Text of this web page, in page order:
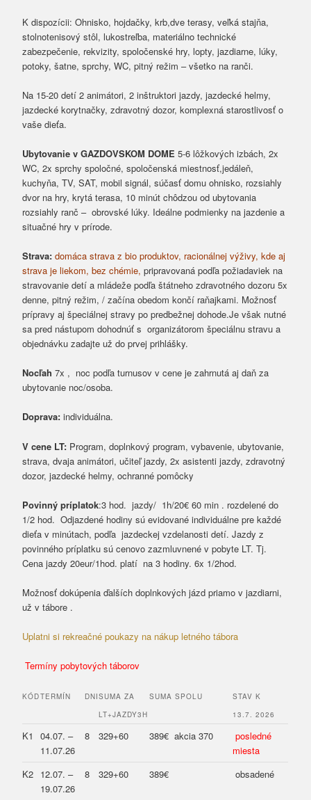
K dispozícii: Ohnisko, hojdačky, krb,dve terasy, veľká stajňa,
stolnotenisový stôl, lukostreľba, materiálno technické
zabezpečenie, rekvizity, spoločenské hry, lopty, jazdiarne, lúky,
potoky, šatne, sprchy, WC, pitný režim – všetko na ranči.
Na 15-20 detí 2 animátori, 2 inštruktori jazdy, jazdecké helmy,
jazdecké korytnačky, zdravotný dozor, komplexná starostlivosť o
vaše dieťa.
Ubytovanie v GAZDOVSKOM DOME 5-6 lôžkových izbách, 2x
WC, 2x sprchy spoločné, spoločenská miestnosť,jedáleň,
kuchyňa, TV, SAT, mobil signál, súčasť domu ohnisko, rozsiahly
dvor na hry, krytá terasa, 10 minút chôdzou od ubytovania
rozsiahly ranč – obrovské lúky. Ideálne podmienky na jazdenie a
situačné hry v prírode.
Strava:domáca strava z bio produktov, racionálnej výživy, kde aj
strava je liekom, bez chémie, pripravovaná podľa požiadaviek na
stravovanie detí a mládeže podľa štátneho zdravotného dozoru 5x
denne, pitný režim, / začína obedom končí raňajkami. Možnosť
prípravy aj špeciálnej stravy po predbežnej dohode.Je však nutné
sa pred nástupom dohodnúť s organizátorom špeciálnu stravu a
objednávku zadajte už do prvej prihlášky.
Nocľah7x , noc podľa turnusov v cene je zahrnutá aj daň za
ubytovanie noc/osoba.
Doprava: individuálna.
V cene LT: Program, doplnkový program, vybavenie, ubytovanie,
strava, dvaja animátori, učiteľ jazdy, 2x asistenti jazdy, zdravotný
dozor, jazdecké helmy, ochranné pomôcky
Povinný príplatok:3 hod. jazdy/ 1h/20€ 60 min . rozdelené do
1/2 hod. Odjazdené hodiny sú evidované individuálne pre každé
dieťa v minútach, podľa jazdeckej vzdelanosti detí. Jazdy z
povinného príplatku sú cenovo zazmluvnené v pobyte LT. Tj.
Cena jazdy 20eur/1hod. platí na 3 hodiny. 6x 1/2hod.
Možnosť dokúpenia ďalších doplnkových jázd priamo v jazdiarni,
už v tábore .
Uplatni si rekreačné poukazy na nákup letného tábora
Termíny pobytových táborov
KÓDTERMÍN DNISUMA ZA
LT+JAZDY3H
SUMA SPOLU
STAV K
13.7. 2026
K1
04.07. –
11.07.26
8 329+60 389€ akcia 370
posledné
miesta
K2 12.07. –
19.07.26
8 329+60 389€ obsadené